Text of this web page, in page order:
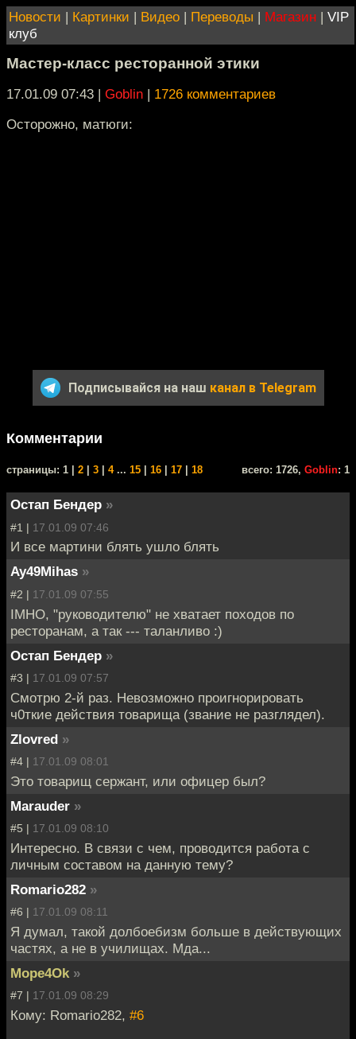
Новости | Картинки | Видео | Переводы | Магазин | VIP
клуб
Мастер-класс ресторанной этики
17.01.09 07:43 | Goblin | 1726 комментариев
Осторожно, матюги:
Подписывайся на наш канал в Telegram
Комментарии
cтраницы: 1 | 2 3 4... 15 16 17 18 всего: 1726, Goblin: 1
Остап Бендер »
#1 | 17.01.09 07:46
И все мартини блять ушло блять
Ay49Mihas »
#2 | 17.01.09 07:55
IMHO, "руководителю" не хватает походов по
ресторанам, а так --- таланливо :)
Остап Бендер »
#3 | 17.01.09 07:57
Смотрю 2-й раз. Невозможно проигнорировать
ч0ткие действия товарища (звание не разглядел).
Zlovred »
#4 | 17.01.09 08:01
Это товарищ сержант, или офицер был?
Marauder »
#5 | 17.01.09 08:10
Интересно. В связи с чем, проводится работа с
личным составом на данную тему?
Romario282 »
#6 | 17.01.09 08:11
Я думал, такой долбоебизм больше в действующих
частях, а не в училищах. Мда...
Mope4Ok »
#7 | 17.01.09 08:29
Кому: Romario282, #6